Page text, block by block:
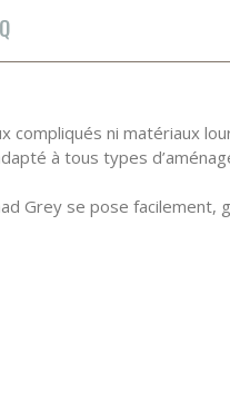
compliqués ni matériaux
à tous types
Grey se pose facilement,